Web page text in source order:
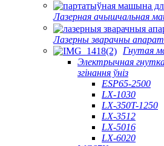
Лазерная ачышчальная
Лазерны зварачны апарат
Гнутая
Электрычная
згінання ўніз
ESP65-2500
LX-1030
LX-350T-1250
LX-3512
LX-5016
LX-6020